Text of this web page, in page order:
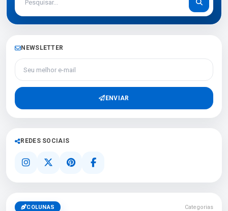
NEWSLETTER
Seu melhor e-mail
ENVIAR
REDES SOCIAIS
COLUNAS Categorias